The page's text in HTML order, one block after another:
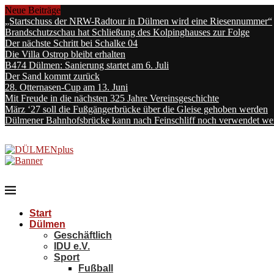
Neue Beiträge
„Startschuss der NRW-Radtour in Dülmen wird eine Riesennummer“
Brandschutzschau hat Schließung des Kolpinghauses zur Folge
Der nächste Schritt bei Schalke 04
Die Villa Ostrop bleibt erhalten
B474 Dülmen: Sanierung startet am 6. Juli
Der Sand kommt zurück
28. Otternasen-Cup am 13. Juni
Mit Freude in die nächsten 325 Jahre Vereinsgeschichte
März ‘27 soll die Fußgängerbrücke über die Gleise gehoben werden
Dülmener Bahnhofsbrücke kann nach Feinschliff noch verwendet
Start
Dülmen
Geschäftlich
IDU e.V.
Sport
Fußball